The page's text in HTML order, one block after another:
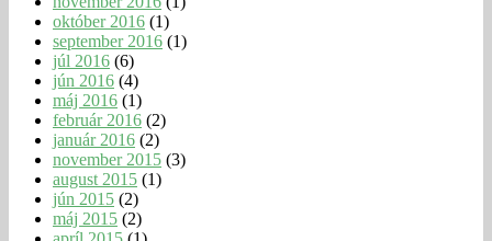
október 2016 (1)
september 2016 (1)
júl 2016 (6)
jún 2016 (4)
máj 2016 (1)
február 2016 (2)
január 2016 (2)
november 2015 (3)
august 2015 (1)
jún 2015 (2)
máj 2015 (2)